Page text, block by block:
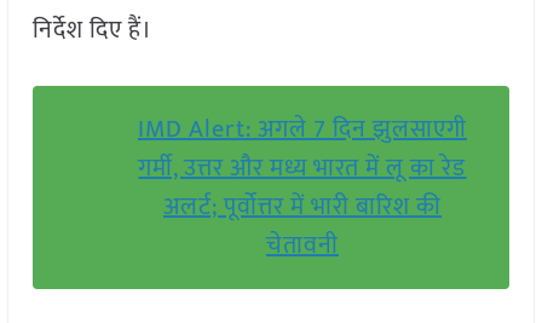
निर्देश दिए हैं।
IMD Alert: अगले 7 दिन झुलसाएगी
गर्मी, उत्तर और मध्य भारत में लू का रेड
अलर्ट; पूर्वोत्तर में भारी बारिश की
चेतावनी